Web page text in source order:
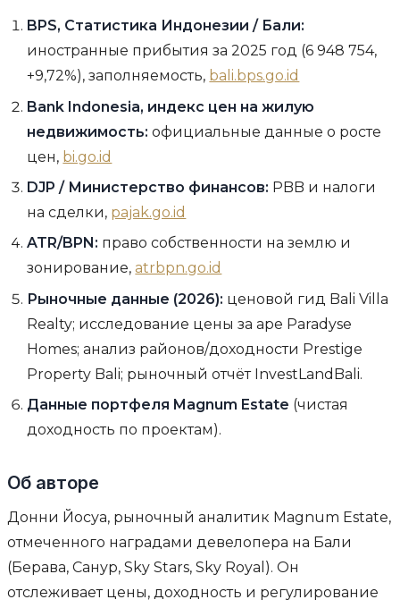
BPS, Статистика Индонезии / Бали:
иностранные прибытия за 2025 год (6 948 754,
+9,72%), заполняемость, bali.bps.go.id
Bank Indonesia, индекс цен на жилую
недвижимость: официальные данные о росте
цен, bi.go.id
DJP / Министерство финансов: PBB и налоги
на сделки, pajak.go.id
ATR/BPN: право собственности на землю и
зонирование,atrbpn.go.id
Рыночные данные (2026): ценовой гид Bali Villa
Realty; исследование цены за аре Paradyse
Homes; анализ районов/доходности Prestige
Property Bali; рыночный отчёт InvestLandBali.
Данные портфеля Magnum Estate (чистая
доходность по проектам).
Об авторе
Донни Йосуа, рыночный аналитик Magnum Estate,
отмеченного наградами девелопера на Бали
(Берава, Санур, Sky Stars, Sky Royal). Он
отслеживает цены, доходность и регулирование